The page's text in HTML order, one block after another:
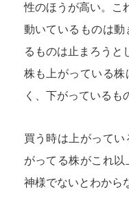
性のほうが高い。こ
動いているものは
るものは止まろうと
株も上がっている
く、下がっているも
買う時は上がって
がってる株がこれ
神様でないとわから